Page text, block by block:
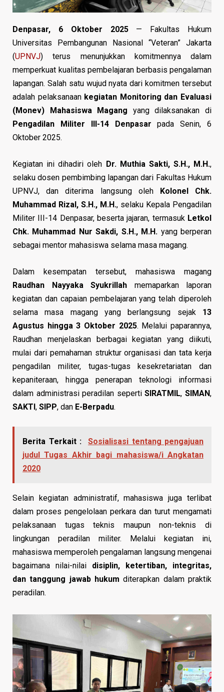
Denpasar, 6 Oktober 2025— Fakultas Hukum
Universitas Pembangunan Nasional “Veteran” Jakarta
(UPNVJ) terus menunjukkan komitmennya dalam
memperkuat kualitas pembelajaran berbasis pengalaman
lapangan. Salah satu wujud nyata dari komitmen tersebut
adalah pelaksanaan kegiatan Monitoring dan Evaluasi
(Monev) Mahasiswa Magang yang dilaksanakan di
Pengadilan Militer III-14 Denpasar pada Senin, 6
Oktober 2025.
Kegiatan ini dihadiri oleh Dr. Muthia Sakti, S.H., M.H.,
selaku dosen pembimbing lapangan dari Fakultas Hukum
UPNVJ, dan diterima langsung oleh Kolonel Chk.
Muhammad Rizal, S.H., M.H., selaku Kepala Pengadilan
Militer III-14 Denpasar, beserta jajaran, termasuk Letkol
Chk. Muhammad Nur Sakdi, S.H., M.H. yang berperan
sebagai mentor mahasiswa selama masa magang.
Dalam kesempatan tersebut, mahasiswa magang
Raudhan Nayyaka Syukrillah memaparkan laporan
kegiatan dan capaian pembelajaran yang telah diperoleh
selama masa magang yang berlangsung sejak 13
Agustus hingga 3 Oktober 2025. Melalui paparannya,
Raudhan menjelaskan berbagai kegiatan yang diikuti,
mulai dari pemahaman struktur organisasi dan tata kerja
pengadilan militer, tugas-tugas kesekretariatan dan
kepaniteraan, hingga penerapan teknologi informasi
dalam administrasi peradilan sepertiSIRATMIL,SIMAN,
SAKTI, SIPP, dan E-Berpadu.
Berita Terkait :
Sosialisasi tentang pengajuan
judul Tugas Akhir bagi mahasiswa/i Angkatan
2020
Selain kegiatan administratif, mahasiswa juga terlibat
dalam proses pengelolaan perkara dan turut mengamati
pelaksanaan tugas teknis maupun non-teknis di
lingkungan peradilan militer. Melalui kegiatan ini,
mahasiswa memperoleh pengalaman langsung mengenai
bagaimana nilai-nilai disiplin, ketertiban, integritas,
dan tanggung jawab hukum diterapkan dalam praktik
peradilan.